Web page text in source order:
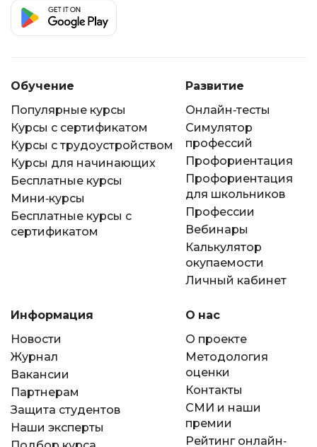
Обучение
Популярные курсы
Курсы с сертификатом
Курсы с трудоустройством
Курсы для начинающих
Бесплатные курсы
Мини-курсы
Бесплатные курсы с
сертификатом
Развитие
Онлайн-тесты
Симулятор
профессий
Профориентация
Профориентация
для школьников
Профессии
Вебинары
Калькулятор
окупаемости
Личный кабинет
Информация
Новости
Журнал
Вакансии
Партнерам
Защита студентов
Наши эксперты
О нас
О проекте
Методология
оценки
Контакты
СМИ и наши
премии
Рейтинг онлайн-